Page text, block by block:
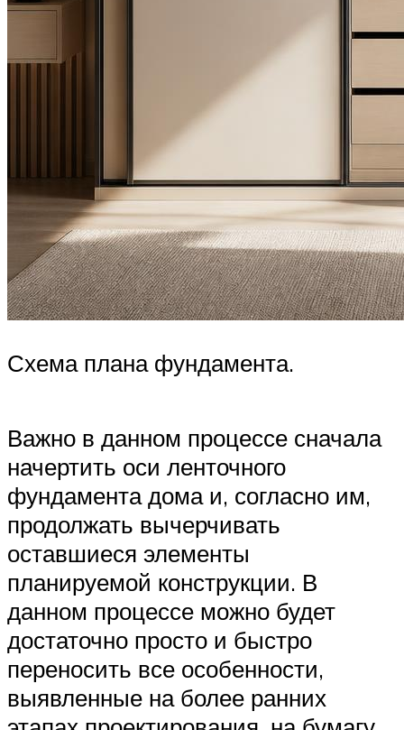
Схема плана фундамента.
Важно в данном процессе сначала
начертить оси ленточного
фундамента дома и, согласно им,
продолжать вычерчивать
оставшиеся элементы
планируемой конструкции. В
данном процессе можно будет
достаточно просто и быстро
переносить все особенности,
выявленные на более ранних